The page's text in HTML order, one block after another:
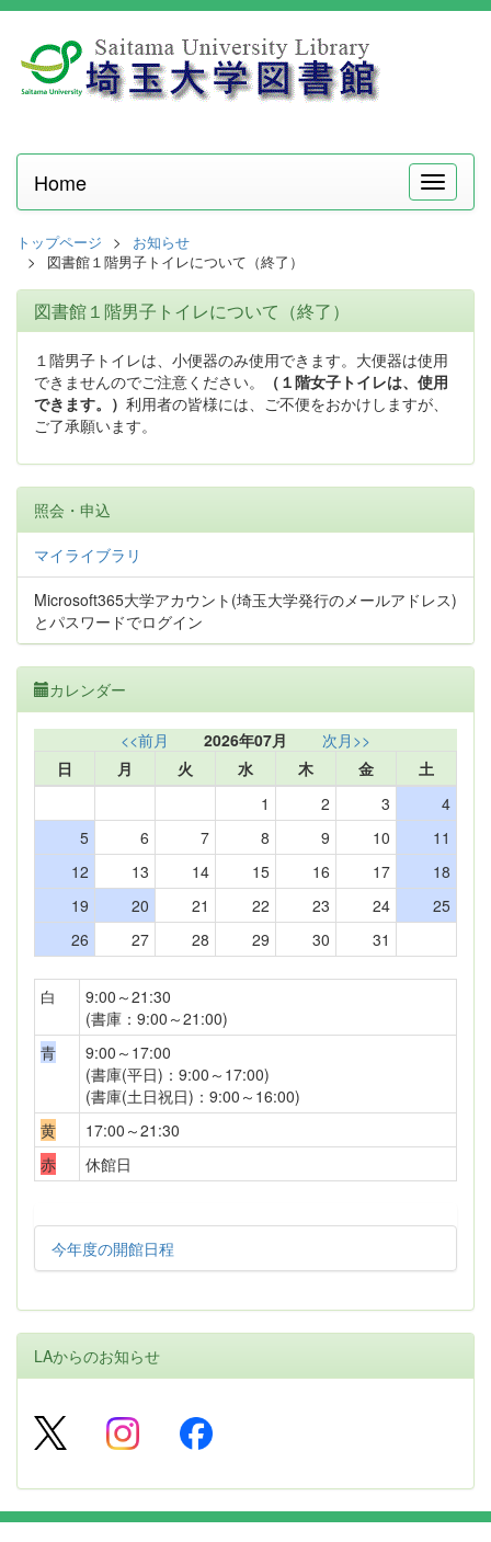
メ
ニ
Home
トップページ
お知らせ
図書館１階男子トイレについて（終了）
図書館１階男子トイレについて（終了）
１階男子トイレは、小便器のみ使用できます。大便器は使用
できませんのでご注意ください。
（１階女子トイレは、使用
できます。） 利用者の皆様には、ご不便をおかけしますが、
ご了承願います。
照会・申込
マイライブラリ
Microsoft365大学アカウント(埼玉大学発行のメールアドレス)
とパスワードでログイン
カレンダー
<<前月 2026年07月
次月>>
日
月 火 水 木 金
土
1
2 3
4
5
6 7 8 9 10
11
12
13 14 15 16 17
18
19
20 21 22 23 24
25
26
27 28 29 30 31
白
9:00～21:30
(書庫：9:00～21:00)
青
9:00～17:00
(書庫(平日)：9:00～17:00)
(書庫(土日祝日)：9:00～16:00)
黄
17:00～21:30
赤
休館日
今年度の開館日程
LAからのお知らせ